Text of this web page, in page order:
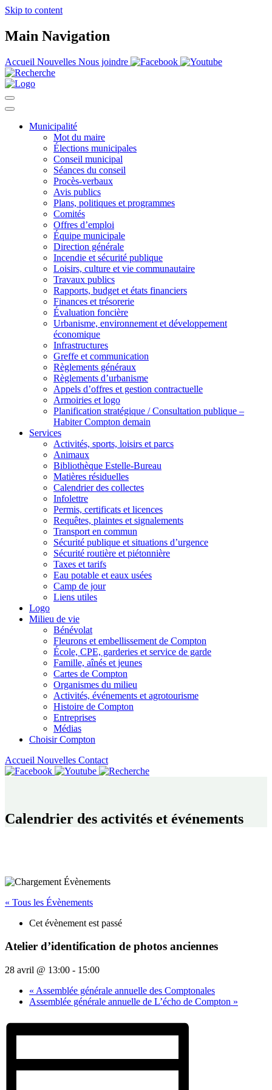
Skip to content
Main Navigation
Accueil Nouvelles Nous joindre
Municipalité
Mot du maire
Élections municipales
Conseil municipal
Séances du conseil
Procès-verbaux
Avis publics
Plans, politiques et programmes
Comités
Offres d’emploi
Équipe municipale
Direction générale
Incendie et sécurité publique
Loisirs, culture et vie communautaire
Travaux publics
Rapports, budget et états financiers
Finances et trésorerie
Évaluation foncière
Urbanisme, environnement et développement
économique
Infrastructures
Greffe et communication
Règlements généraux
Règlements d’urbanisme
Appels d’offres et gestion contractuelle
Armoiries et logo
Planification stratégique / Consultation publique –
Habiter Compton demain
Services
Activités, sports, loisirs et parcs
Animaux
Bibliothèque Estelle-Bureau
Matières résiduelles
Calendrier des collectes
Infolettre
Permis, certificats et licences
Requêtes, plaintes et signalements
Transport en commun
Sécurité publique et situations d’urgence
Sécurité routière et piétonnière
Taxes et tarifs
Eau potable et eaux usées
Camp de jour
Liens utiles
Logo
Milieu de vie
Bénévolat
Fleurons et embellissement de Compton
École, CPE, garderies et service de garde
Famille, aînés et jeunes
Cartes de Compton
Organismes du milieu
Activités, événements et agrotourisme
Histoire de Compton
Entreprises
Médias
Choisir Compton
Accueil Nouvelles Contact
Calendrier des activités et événements
« Tous les Évènements
Cet évènement est passé
Atelier d’identification de photos anciennes
28 avril @ 13:00 - 15:00
« Assemblée générale annuelle des Comptonales
Assemblée générale annuelle de L’écho de Compton »